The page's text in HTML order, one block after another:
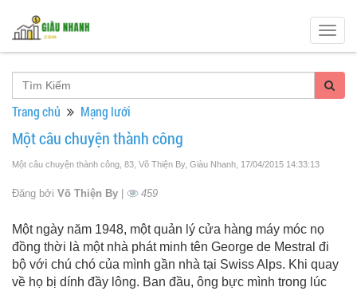
Trang chủ Mạng lưới
Một câu chuyện thành công
Một câu chuyện thành công, 83, Võ Thiện By, Giàu Nhanh , 17/04/2015 14:33:13
Đăng bởi Võ Thiện By | 459
Một ngày năm 1948, một quản lý cửa hàng máy móc nọ
đồng thời là một nhà phát minh tên George de Mestral đi
bộ với chú chó của mình gần nhà tại Swiss Alps. Khi quay
về họ bị dính đầy lông. Ban đầu, ông bực mình trong lúc